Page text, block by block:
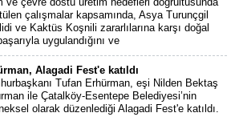
çalışmalar kapsamında, Asya Turunçgil
ve Kaktüs Koşnili zararlılarına karşı doğal
uygulandığını ve
Alagadi Fest'e katıldı
Tufan Erhürman, eşi Nilden Bektaş
ile Çatalköy-Esentepe Belediyesi’nin
olarak düzenlediği Alagadi Fest'e katıldı.